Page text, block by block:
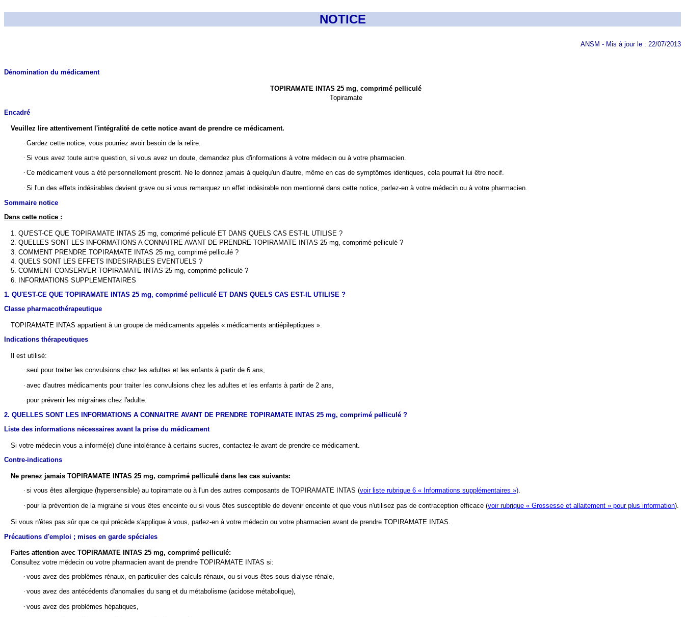
NOTICE
ANSM - Mis à jour le : 22/07/2013
Dénomination du médicament
TOPIRAMATE INTAS 25 mg, comprimé pelliculé
Topiramate
Encadré
Veuillez lire attentivement l'intégralité de cette notice avant de prendre ce médicament.
· Gardez cette notice, vous pourriez avoir besoin de la relire.
· Si vous avez toute autre question, si vous avez un doute, demandez plus d'informations à votre médecin ou à votre pharmacien.
· Ce médicament vous a été personnellement prescrit. Ne le donnez jamais à quelqu'un d'autre, même en cas de symptômes identiques, cela pourrait lui être nocif.
· Si l'un des effets indésirables devient grave ou si vous remarquez un effet indésirable non mentionné dans cette notice, parlez-en à votre médecin ou à votre pharmacien.
Sommaire notice
Dans cette notice :
1. QU'EST-CE QUE TOPIRAMATE INTAS 25 mg, comprimé pelliculé ET DANS QUELS CAS EST-IL UTILISE ?
2. QUELLES SONT LES INFORMATIONS A CONNAITRE AVANT DE PRENDRE TOPIRAMATE INTAS 25 mg, comprimé pelliculé ?
3. COMMENT PRENDRE TOPIRAMATE INTAS 25 mg, comprimé pelliculé ?
4. QUELS SONT LES EFFETS INDESIRABLES EVENTUELS ?
5. COMMENT CONSERVER TOPIRAMATE INTAS 25 mg, comprimé pelliculé ?
6. INFORMATIONS SUPPLEMENTAIRES
1. QU'EST-CE QUE TOPIRAMATE INTAS 25 mg, comprimé pelliculé ET DANS QUELS CAS EST-IL UTILISE ?
Classe pharmacothérapeutique
TOPIRAMATE INTAS appartient à un groupe de médicaments appelés « médicaments antiépileptiques ».
Indications thérapeutiques
Il est utilisé:
· seul pour traiter les convulsions chez les adultes et les enfants à partir de 6 ans,
· avec d'autres médicaments pour traiter les convulsions chez les adultes et les enfants à partir de 2 ans,
· pour prévenir les migraines chez l'adulte.
2. QUELLES SONT LES INFORMATIONS A CONNAITRE AVANT DE PRENDRE TOPIRAMATE INTAS 25 mg, comprimé pelliculé ?
Liste des informations nécessaires avant la prise du médicament
Si votre médecin vous a informé(e) d'une intolérance à certains sucres, contactez-le avant de prendre ce médicament.
Contre-indications
Ne prenez jamaisTOPIRAMATE INTAS 25 mg, comprimé pelliculé dans les cas suivants:
· si vous êtes allergique (hypersensible) au topiramate ou à l'un des autres composants de TOPIRAMATE INTAS (voir liste rubrique 6 « Informations supplémentaires »).
· pour la prévention de la migraine si vous êtes enceinte ou si vous êtes susceptible de devenir enceinte et que vous n'utilisez pas de contraception efficace (voir rubrique « Grossesse et allaitement » pour plus information).
Si vous n'êtes pas sûr que ce qui précède s'applique à vous, parlez-en à votre médecin ou votre pharmacien avant de prendre TOPIRAMATE INTAS.
Précautions d'emploi ; mises en garde spéciales
Faites attention avecTOPIRAMATE INTAS 25 mg, comprimé pelliculé:
Consultez votre médecin ou votre pharmacien avant de prendre TOPIRAMATE INTAS si:
· vous avez des problèmes rénaux, en particulier des calculs rénaux, ou si vous êtes sous dialyse rénale,
· vous avez des antécédents d'anomalies du sang et du métabolisme (acidose métabolique),
· vous avez des problèmes hépatiques,